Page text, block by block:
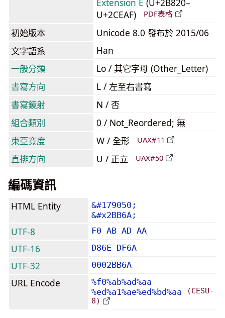
Extension E (U+2B820–
U+2CEAF)
PDF表格
初始版本
Unicode 8.0 發布於 2015/06
文字語系
Han
一般分類
Lo / 其它字母 (Other_Letter)
書寫方向
L / 左至右書寫
書寫鏡射
N / 否
組合類別
0 / Not_Reordered; 無
東亞寬度
W / 全形 UAX#11
直排方向 U / 正立 UAX#50
編碼資訊
HTML Entity
&#179050;
&#x2BB6A;
UTF-8 F0 AB AD AA
UTF-16 D86E DF6A
UTF-32 0002BB6A
URL Encode
%f0%ab%ad%aa
%ed%a1%ae%ed%bd%aa
(CESU-
8)